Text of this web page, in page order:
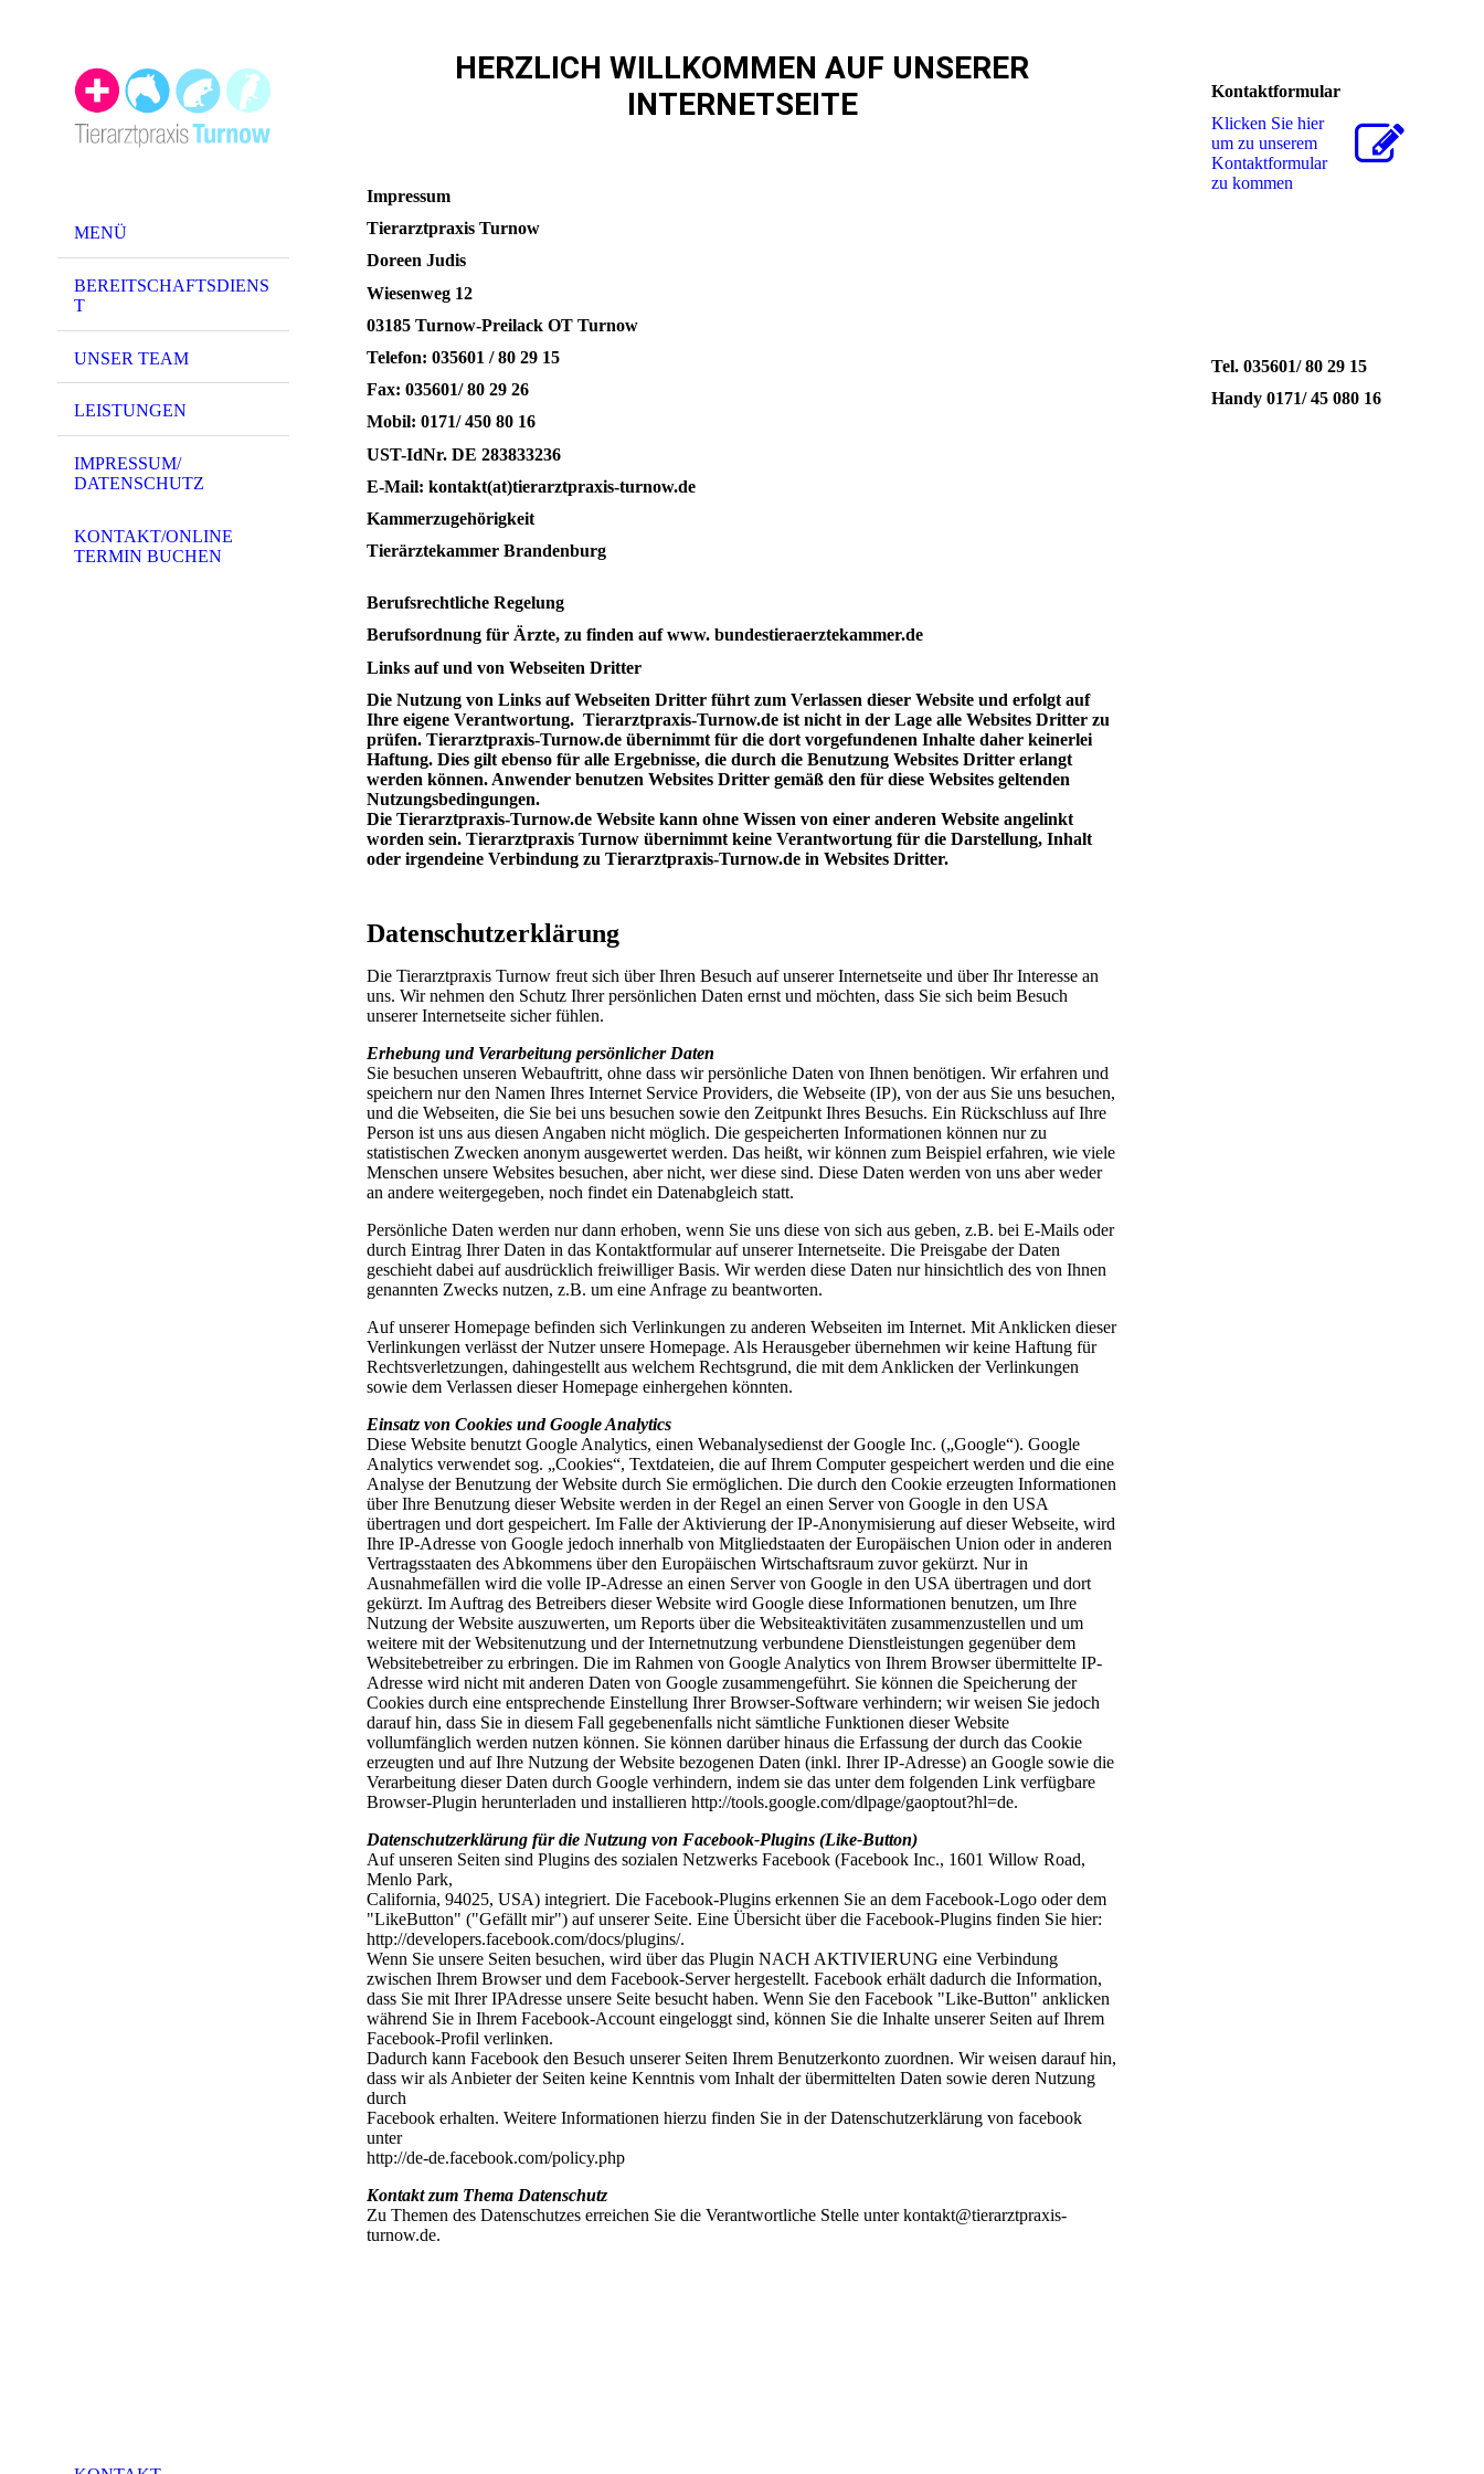
MENÜ
BEREITSCHAFTSDIENS
T
UNSER TEAM
LEISTUNGEN
IMPRESSUM/
DATENSCHUTZ
KONTAKT/ONLINE
TERMIN BUCHEN
HERZLICH WILLKOMMEN AUF UNSERER
INTERNETSEITE
Impressum
Tierarztpraxis Turnow
Doreen Judis
Wiesenweg 12
03185 Turnow-Preilack OT Turnow
Telefon: 035601 / 80 29 15
Fax: 035601/ 80 29 26
Mobil: 0171/ 450 80 16
UST-IdNr. DE 283833236
E-Mail: kontakt(at)tierarztpraxis-turnow.de
Kammerzugehörigkeit
Tierärztekammer Brandenburg
Berufsrechtliche Regelung
Berufsordnung für Ärzte, zu finden auf www. bundestieraerztekammer.de
Links auf und von Webseiten Dritter
Die Nutzung von Links auf Webseiten Dritter führt zum Verlassen dieser Website und erfolgt auf
Ihre eigene Verantwortung. Tierarztpraxis-Turnow.de ist nicht in der Lage alle Websites Dritter zu
prüfen. Tierarztpraxis-Turnow.de übernimmt für die dort vorgefundenen Inhalte daher keinerlei
Haftung. Dies gilt ebenso für alle Ergebnisse, die durch die Benutzung Websites Dritter erlangt
werden können. Anwender benutzen Websites Dritter gemäß den für diese Websites geltenden
Nutzungsbedingungen.
Die Tierarztpraxis-Turnow.de Website kann ohne Wissen von einer anderen Website angelinkt
worden sein. Tierarztpraxis Turnow übernimmt keine Verantwortung für die Darstellung, Inhalt
oder irgendeine Verbindung zu Tierarztpraxis-Turnow.de in Websites Dritter.
Datenschutzerklärung
Die Tierarztpraxis Turnow freut sich über Ihren Besuch auf unserer Internetseite und über Ihr Interesse an
uns. Wir nehmen den Schutz Ihrer persönlichen Daten ernst und möchten, dass Sie sich beim Besuch
unserer Internetseite sicher fühlen.
Erhebung und Verarbeitung persönlicher Daten
Sie besuchen unseren Webauftritt, ohne dass wir persönliche Daten von Ihnen benötigen. Wir erfahren und
speichern nur den Namen Ihres Internet Service Providers, die Webseite (IP), von der aus Sie uns besuchen,
und die Webseiten, die Sie bei uns besuchen sowie den Zeitpunkt Ihres Besuchs. Ein Rückschluss auf Ihre
Person ist uns aus diesen Angaben nicht möglich. Die gespeicherten Informationen können nur zu
statistischen Zwecken anonym ausgewertet werden. Das heißt, wir können zum Beispiel erfahren, wie viele
Menschen unsere Websites besuchen, aber nicht, wer diese sind. Diese Daten werden von uns aber weder
an andere weitergegeben, noch findet ein Datenabgleich statt.
Persönliche Daten werden nur dann erhoben, wenn Sie uns diese von sich aus geben, z.B. bei E-Mails oder
durch Eintrag Ihrer Daten in das Kontaktformular auf unserer Internetseite. Die Preisgabe der Daten
geschieht dabei auf ausdrücklich freiwilliger Basis. Wir werden diese Daten nur hinsichtlich des von Ihnen
genannten Zwecks nutzen, z.B. um eine Anfrage zu beantworten.
Auf unserer Homepage befinden sich Verlinkungen zu anderen Webseiten im Internet. Mit Anklicken dieser
Verlinkungen verlässt der Nutzer unsere Homepage. Als Herausgeber übernehmen wir keine Haftung für
Rechtsverletzungen, dahingestellt aus welchem Rechtsgrund, die mit dem Anklicken der Verlinkungen
sowie dem Verlassen dieser Homepage einhergehen könnten.
Einsatz von Cookies und Google Analytics
Diese Website benutzt Google Analytics, einen Webanalysedienst der Google Inc. („Google“). Google
Analytics verwendet sog. „Cookies“, Textdateien, die auf Ihrem Computer gespeichert werden und die eine
Analyse der Benutzung der Website durch Sie ermöglichen. Die durch den Cookie erzeugten Informationen
über Ihre Benutzung dieser Website werden in der Regel an einen Server von Google in den USA
übertragen und dort gespeichert. Im Falle der Aktivierung der IP-Anonymisierung auf dieser Webseite, wird
Ihre IP-Adresse von Google jedoch innerhalb von Mitgliedstaaten der Europäischen Union oder in anderen
Vertragsstaaten des Abkommens über den Europäischen Wirtschaftsraum zuvor gekürzt. Nur in
Ausnahmefällen wird die volle IP-Adresse an einen Server von Google in den USA übertragen und dort
gekürzt. Im Auftrag des Betreibers dieser Website wird Google diese Informationen benutzen, um Ihre
Nutzung der Website auszuwerten, um Reports über die Websiteaktivitäten zusammenzustellen und um
weitere mit der Websitenutzung und der Internetnutzung verbundene Dienstleistungen gegenüber dem
Websitebetreiber zu erbringen. Die im Rahmen von Google Analytics von Ihrem Browser übermittelte IP-
Adresse wird nicht mit anderen Daten von Google zusammengeführt. Sie können die Speicherung der
Cookies durch eine entsprechende Einstellung Ihrer Browser-Software verhindern; wir weisen Sie jedoch
darauf hin, dass Sie in diesem Fall gegebenenfalls nicht sämtliche Funktionen dieser Website
vollumfänglich werden nutzen können. Sie können darüber hinaus die Erfassung der durch das Cookie
erzeugten und auf Ihre Nutzung der Website bezogenen Daten (inkl. Ihrer IP-Adresse) an Google sowie die
Verarbeitung dieser Daten durch Google verhindern, indem sie das unter dem folgenden Link verfügbare
Browser-Plugin herunterladen und installieren http://tools.google.com/dlpage/gaoptout?hl=de.
Datenschutzerklärung für die Nutzung von Facebook-Plugins (Like-Button)
Auf unseren Seiten sind Plugins des sozialen Netzwerks Facebook (Facebook Inc., 1601 Willow Road,
Menlo Park,
California, 94025, USA) integriert. Die Facebook-Plugins erkennen Sie an dem Facebook-Logo oder dem
"LikeButton" ("Gefällt mir") auf unserer Seite. Eine Übersicht über die Facebook-Plugins finden Sie hier:
http://developers.facebook.com/docs/plugins/.
Wenn Sie unsere Seiten besuchen, wird über das Plugin NACH AKTIVIERUNG eine Verbindung
zwischen Ihrem Browser und dem Facebook-Server hergestellt. Facebook erhält dadurch die Information,
dass Sie mit Ihrer IPAdresse unsere Seite besucht haben. Wenn Sie den Facebook "Like-Button" anklicken
während Sie in Ihrem Facebook-Account eingeloggt sind, können Sie die Inhalte unserer Seiten auf Ihrem
Facebook-Profil verlinken.
Dadurch kann Facebook den Besuch unserer Seiten Ihrem Benutzerkonto zuordnen. Wir weisen darauf hin,
dass wir als Anbieter der Seiten keine Kenntnis vom Inhalt der übermittelten Daten sowie deren Nutzung
durch
Facebook erhalten. Weitere Informationen hierzu finden Sie in der Datenschutzerklärung von facebook
unter
http://de-de.facebook.com/policy.php
Kontakt zum Thema Datenschutz
Zu Themen des Datenschutzes erreichen Sie die Verantwortliche Stelle unter kontakt@tierarztpraxis-
turnow.de.
Kontaktformular
Klicken Sie hier
um zu unserem
Kon­takt­for­mu­lar
zu kommen
Tel. 035601/ 80 29 15
Handy 0171/ 45 080 16